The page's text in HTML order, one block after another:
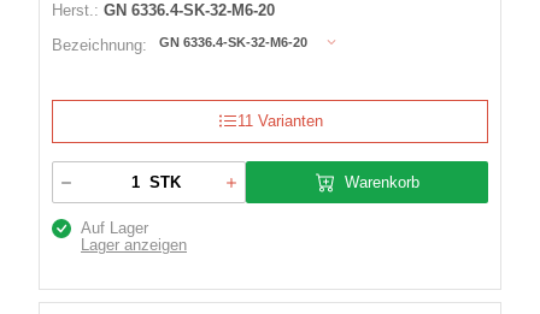
Herst.: GN 6336.4-SK-32-M6-20
Bezeichnung:
GN 6336.4-SK-32-M6-20
11 Varianten
STK Warenkorb
Auf Lager
Lager anzeigen